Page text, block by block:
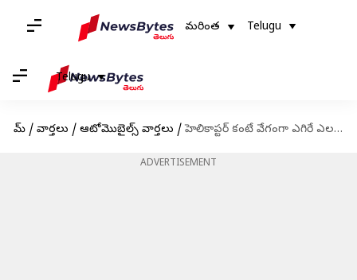
మరింత Telugu
Telugu
హోమ్ / వార్తలు / ఆటోమొబైల్స్ వార్తలు / హెలికాప్టర్ కంటే వేగంగా ఎగిరే ఎలక్ట్రిక్ టాక్సీ వచ్చేసింది..!
ADVERTISEMENT